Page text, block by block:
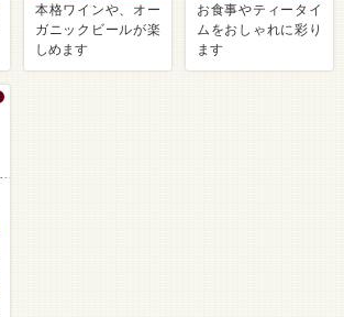
本格ワインや、オー
ガニックビールが楽
しめます
お食事やティータイ
ムをおしゃれに彩り
ます